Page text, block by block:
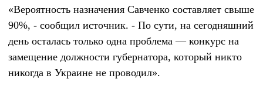
«Вероятность назначения Савченко составляет свыше
90%, - сообщил источник. - По сути, на сегодняшний
день осталась только одна проблема — конкурс на
замещение должности губернатора, который никто
никогда в Украине не проводил».